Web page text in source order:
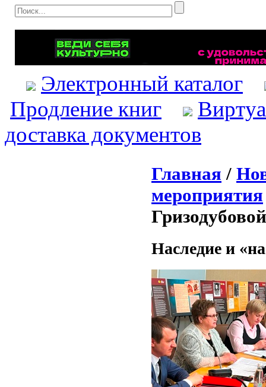
Электронный каталог
Продление книг
доставка документов
Главная /
мероприятия
Гризодубовой
Наследие и